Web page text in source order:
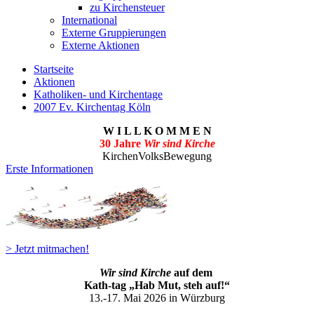
zu Kirchensteuer
International
Externe Gruppierungen
Externe Aktionen
Startseite
Aktionen
Katholiken- und Kirchentage
2007 Ev. Kirchentag Köln
W I L L K O M M E N
30 Jahre Wir sind Kirche
KirchenVolksBewegung
Erste Informationen
> Jetzt mitmachen!
Wir sind Kirche auf dem
Kath-tag „Hab Mut, steh auf!“
13.-17. Mai 2026 in Würzburg